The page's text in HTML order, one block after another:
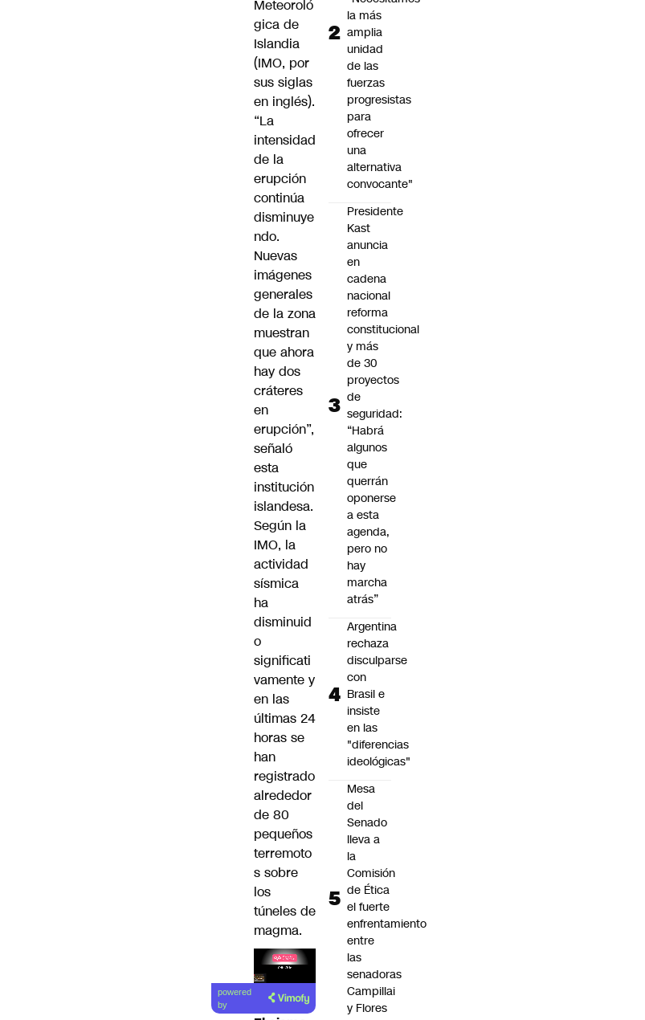
Meteoroló
gica de
Islandia
(IMO, por
sus siglas
en inglés).
“La
intensidad
de la
erupción
continúa
disminuye
ndo.
Nuevas
imágenes
generales
de la zona
muestran
que ahora
hay dos
cráteres
en
erupción”,
señaló
esta
institución
islandesa.
Según la
IMO, la
actividad
sísmica
ha
disminuid
o
significati
vamente y
en las
últimas 24
horas se
han
registrado
alrededor
de 80
pequeños
terremoto
s sobre
los
túneles de
magma.
Lea el
artículo
powered
by
la más
amplia
unidad
de las
fuerzas
progresistas
para
ofrecer
una
alternativa
convocante"
Presidente
Kast
anuncia
en
cadena
nacional
reforma
constitucional
y más
de 30
proyectos
de
seguridad:
“Habrá
algunos
que
querrán
oponerse
a esta
agenda,
pero no
hay
marcha
atrás”
Argentina
rechaza
disculparse
con
Brasil e
insiste
en las
"diferencias
ideológicas"
Mesa
del
Senado
lleva a
la
Comisión
de Ética
el fuerte
enfrentamiento
entre
las
senadoras
Campillai
y Flores